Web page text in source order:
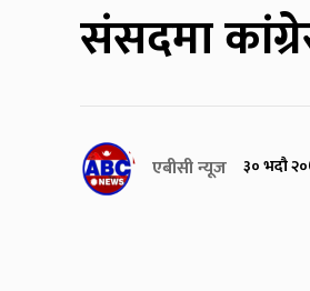
संसदमा
एबीसी न्यूज ३० भदौ